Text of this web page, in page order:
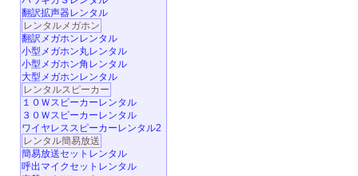
翻訳拡声器レンタル
レンタルメガホン
翻訳メガホンレンタル
小型メガホン丸レンタル
小型メガホン角レンタル
大型メガホンレンタル
レンタルスピーカー
１０Ｗスピーカーレンタル
３０Ｗスピーカーレンタル
ワイヤレススピーカーレンタル2
レンタル簡易放送
簡易放送セットレンタル
呼出マイクセットレンタル